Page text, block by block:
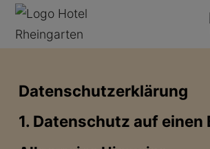
Datenschutz­erklärung
1. Datenschutz auf einen